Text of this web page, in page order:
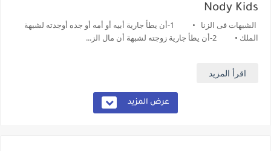
Nody Kids
الشبهات فى الزنا • 1-أن يطأ جارية أبيه أو أمه أو جده أوجدته لشبهة
الملك • 2-أن يطأ جارية زوجته لشبهة أن مال الز...
اقرأ المزيد
عرض المزيد